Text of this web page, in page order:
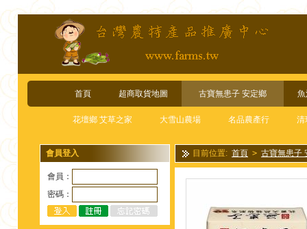
首頁 超商取貨地圖 古寶無患子 安定鄉
花壇鄉 艾草之家 大雪山農場 名品農產行 清
會員登入
會員：
密碼：
目前位置: 首頁 > 古寶無患子
顆/盒